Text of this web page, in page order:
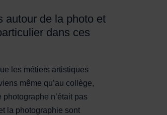
autour de la photo et
dans ces
les métiers artistiques
même qu’au collège,
photographe n’était pas
la photographie sont